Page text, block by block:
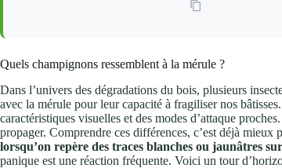
Quels champignons ressemblent à la mérule ?
Dans l’univers des dégradations du bois, plusieurs
avec la mérule pour leur capacité à fragiliser nos
caractéristiques visuelles et des modes d’attaque
propager. Comprendre ces différences, c’est déjà mieux
lorsqu’on repère des traces blanches ou jaunâtres
panique est une réaction fréquente. Voici un tour